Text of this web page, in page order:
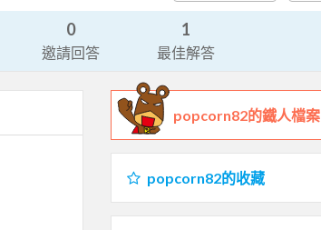
0
邀請回答
1
最佳解答
popcorn82的鐵人檔案
popcorn82的收藏